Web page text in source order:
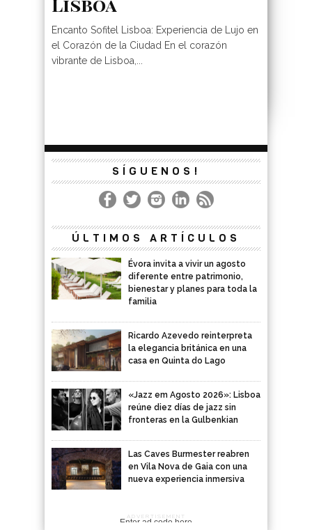
Encanto Sofitel Lisboa: Experiencia de Lujo en
el Corazón de la Ciudad En el corazón
vibrante de Lisboa,...
SÍGUENOS!
ÚLTIMOS ARTÍCULOS
Évora invita a vivir un agosto
diferente entre patrimonio,
bienestar y planes para toda la
familia
Ricardo Azevedo reinterpreta
la elegancia británica en una
casa en Quinta do Lago
«Jazz em Agosto 2026»: Lisboa
reúne diez días de jazz sin
fronteras en la Gulbenkian
Las Caves Burmester reabren
en Vila Nova de Gaia con una
nueva experiencia inmersiva
ADVERTISEMENT
Enter ad code here